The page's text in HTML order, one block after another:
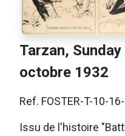
Tarzan,
octobre 1932
Ref. FOSTER-T-10-
Issu de l'histoire